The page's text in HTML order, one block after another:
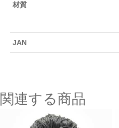
材質
JAN
関連する商品